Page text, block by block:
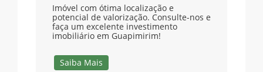
Imóvel com ótima localização e
potencial de valorização. Consulte-nos e
faça um excelente investimento
imobiliário em Guapimirim!
Saiba Mais